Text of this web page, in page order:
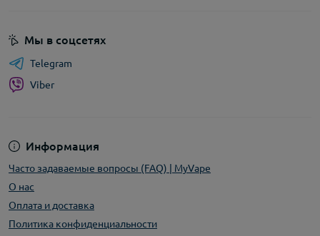
Информация
Часто задаваемые вопросы (FAQ) | MyVape
О нас
Оплата и доставка
Политика конфиденциальности
Мы в соцсетях
Telegram
Viber